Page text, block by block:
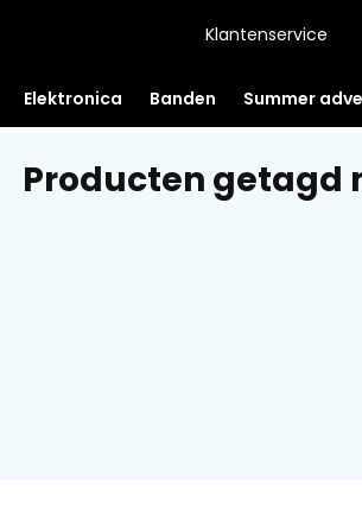
Klantenservice
Elektronica Banden Summer
Producten getagd